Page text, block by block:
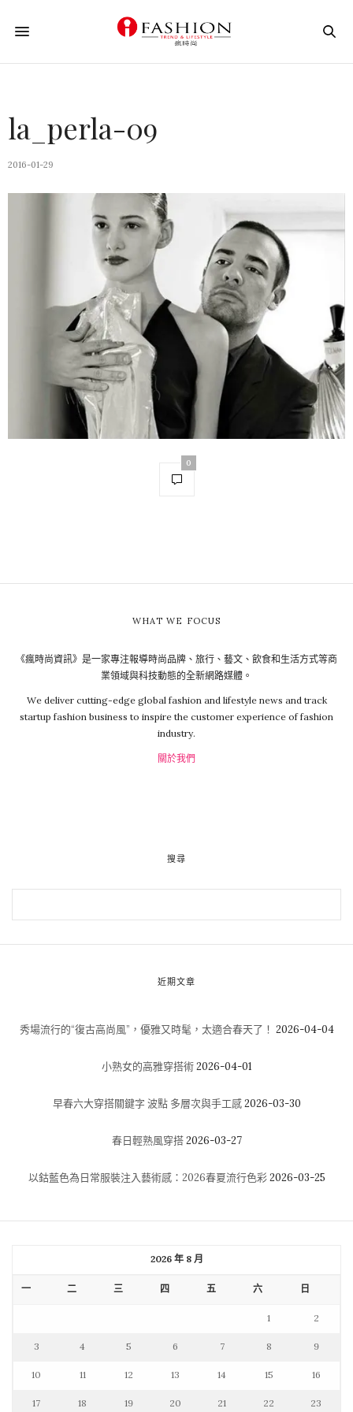
la_perla-09
2016-01-29
0
WHAT WE FOCUS
《瘋時尚資訊》是一家專注報導時尚品牌、旅行、藝文、飲食和生活方式等商
業領域與科技動態的全新網路媒體。
We deliver cutting-edge global fashion and lifestyle news and track
startup fashion business to inspire the customer experience of fashion
industry.
關於我們
搜尋
近期文章
秀場流行的“復古高尚風”，優雅又時髦，太適合春天了！ 2026-04-04
小熟女的高雅穿搭術 2026-04-01
早春六大穿搭關鍵字 波點 多層次與手工感 2026-03-30
春日輕熟風穿搭 2026-03-27
以鈷藍色為日常服裝注入藝術感：2026春夏流行色彩 2026-03-25
2026 年 8 月
一 二 三 四 五 六 日
1 2
3 4 5 6 7 8 9
10 11 12 13 14 15 16
17 18 19 20 21 22 23